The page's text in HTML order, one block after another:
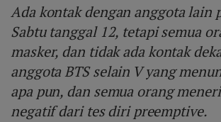
Ada kontak dengan anggota lain
Sabtu tanggal 12, tetapi semua
masker, dan tidak ada kontak
anggota BTS selain V yang
apa pun, dan semua orang
negatif dari tes diri preemptive.